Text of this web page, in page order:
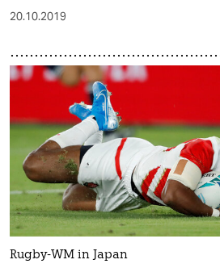
20.10.2019
Rugby-WM in Japan